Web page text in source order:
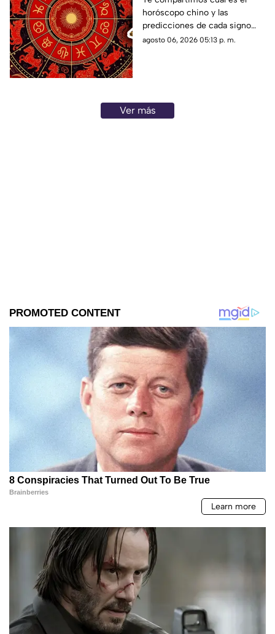
jueves 6 de agosto de
2026?
horóscopo chino y las
predicciones de cada signo
para el día de hoy, jueves 6 de
agosto 06, 2026 05:13 p. m.
Ver más